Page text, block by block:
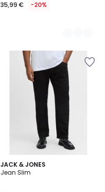
35,99 € -20%
JACK & JONES
Jean Slim